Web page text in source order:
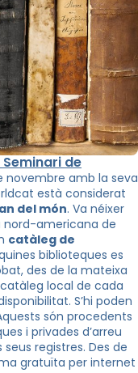
de
novembre amb la seva
està considerat
del món. Va néixer
nord-americana de
catàleg de
biblioteques es
des de la mateixa
local de cada
S’hi poden
són procedents
i privades d’arreu
registres. Des de
gratuïta per internet